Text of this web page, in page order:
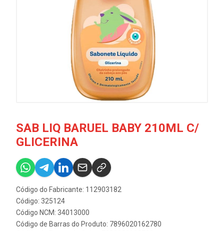
SAB LIQ BARUEL BABY 210ML C/
GLICERINA
Código do Fabricante: 112903182
Código: 325124
Código NCM: 34013000
Código de Barras do Produto: 7896020162780